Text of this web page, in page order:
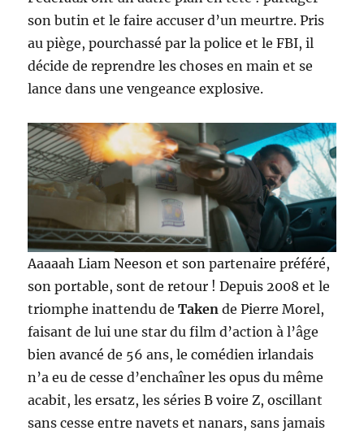
son butin et le faire accuser d’un meurtre. Pris
au piège, pourchassé par la police et le FBI, il
décide de reprendre les choses en main et se
lance dans une vengeance explosive.
Aaaaah Liam Neeson et son partenaire préféré,
son portable, sont de retour ! Depuis 2008 et le
triomphe inattendu deTaken de Pierre Morel,
faisant de lui une star du film d’action à l’âge
bien avancé de 56 ans, le comédien irlandais
n’a eu de cesse d’enchaîner les opus du même
acabit, les ersatz, les séries B voire Z, oscillant
sans cesse entre navets et nanars, sans jamais